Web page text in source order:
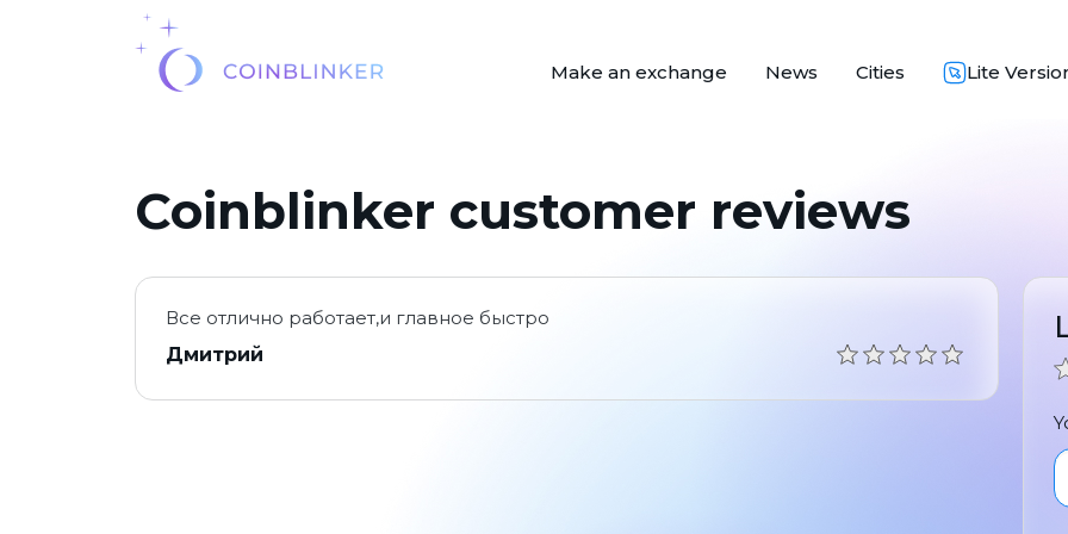
Make an exchange News Cities Lite
Coinblinker customer reviews
Все отлично работает,и главное быстро
Дмитрий